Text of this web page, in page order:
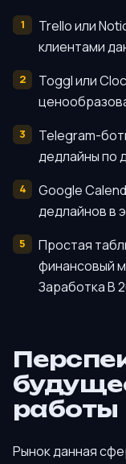
Trello или
клиентами
Toggl или
Telegram-
дедлайны по
Google
дедлайнов в
Простая
финансовый
Заработка В
работы
Рынок данная